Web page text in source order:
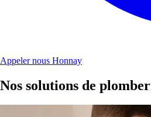
Appeler nous Honnay
Nos solutions de